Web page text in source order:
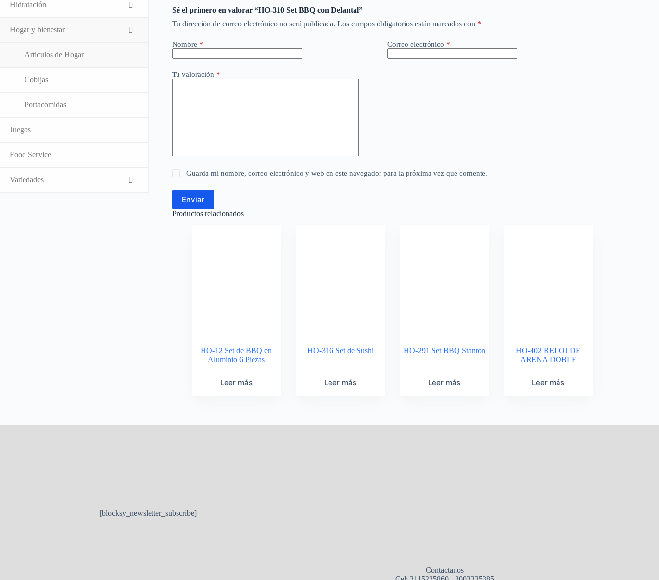
Sé el primero en valorar “HO-310 Set BBQ con Delantal”
Tu dirección de correo electrónico no será publicada. Los campos obligatorios están marcados con *
Nombre * Correo electrónico *
Tu valoración *
Guarda mi nombre, correo electrónico y web en este navegador para la próxima vez que comente.
Enviar
Productos relacionados
HO-12 Set de BBQ en
Aluminio 6 Piezas
Leer más
HO-316 Set de Sushi
Leer más
HO-291 Set BBQ Stanton
Leer más
HO-402 RELOJ DE
ARENA DOBLE
Leer más
Hidratación
Hogar y bienestar
Articulos de Hogar
Cobijas
Portacomidas
Juegos
Food Service
Variedades
[blocksy_newsletter_subscribe]
Contactanos